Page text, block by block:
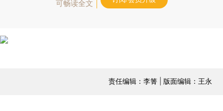
可畅读全文
责任编辑：李箐 | 版面编辑：王永